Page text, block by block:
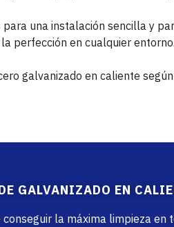
para una instalación sencilla y
perfección en cualquier entorno.
galvanizado en caliente
GALVANIZADO EN
la máxima limpieza